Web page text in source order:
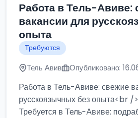
Работа в Тель-Авиве:
вакансии для
опыта
Требуются
Тель Авив Опубликовано:
Работа в Тель-Авиве: свежие
русскоязычных без опыта<br />
Требуется в Тель-Авиве: